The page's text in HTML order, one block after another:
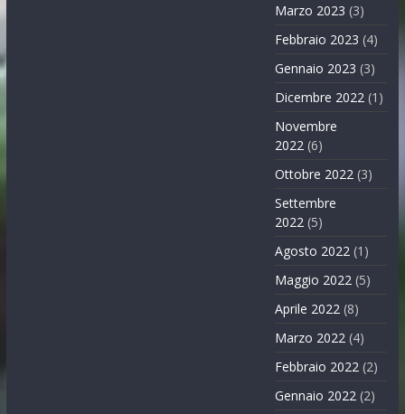
Marzo 2023 (3)
Febbraio 2023 (4)
Gennaio 2023 (3)
Dicembre 2022 (1)
Novembre
2022 (6)
Ottobre 2022 (3)
Settembre
2022 (5)
Agosto 2022 (1)
Maggio 2022 (5)
Aprile 2022 (8)
Marzo 2022 (4)
Febbraio 2022 (2)
Gennaio 2022 (2)